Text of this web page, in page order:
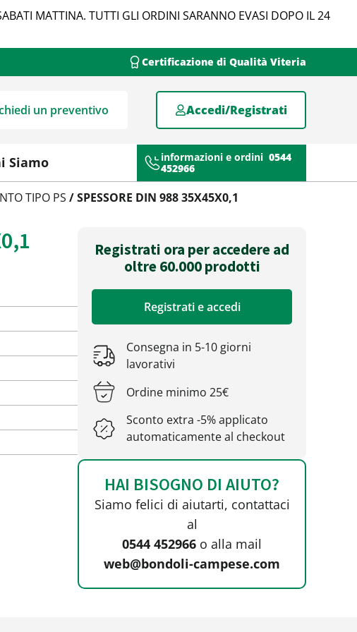
MATTINA. TUTTI GLI ORDINI SARANNO EVASI DOPO IL 24
Certificazione di Qualità Viteria
un preventivo Accedi/Registrati
Siamo informazioni e ordini 0544
452966
TIPO PS / SPESSORE DIN 988 35X45X0,1
Registrati ora per accedere ad
oltre 60.000 prodotti
Registrati e accedi
Consegna in 5-10 giorni
lavorativi
Ordine minimo 25€
Sconto extra -5% applicato
automaticamente al checkout
HAI BISOGNO DI AIUTO?
Siamo felici di aiutarti, contattaci
al
0544 452966 o alla mail
web@bondoli-campese.com